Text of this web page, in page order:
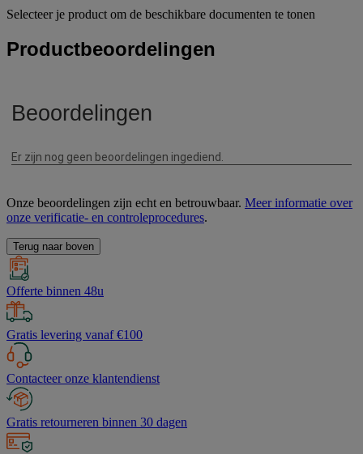
Selecteer je product om de beschikbare documenten te tonen
Productbeoordelingen
Onze beoordelingen zijn echt en betrouwbaar. Meer informatie over
onze verificatie- en controleprocedures.
Terug naar boven
Offerte binnen 48u
Gratis levering vanaf €100
Contacteer onze klantendienst
Gratis retourneren binnen 30 dagen